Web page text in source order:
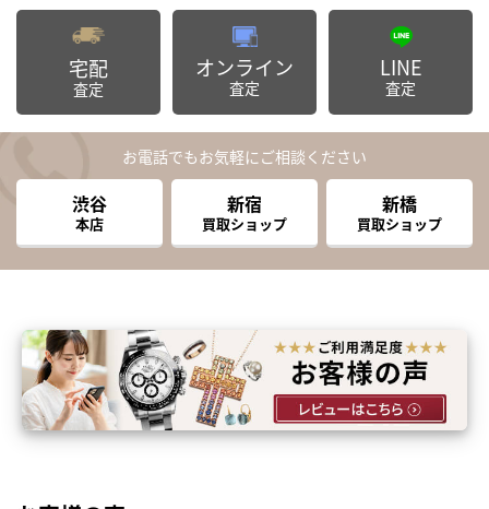
宅配
査定
オンライン
査定
LINE
査定
お電話でもお気軽にご相談ください
渋谷
本店
新宿
買取ショップ
新橋
買取ショップ